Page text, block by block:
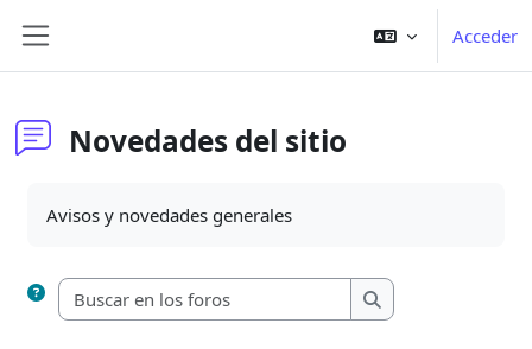
Acceder
Novedades del sitio
Avisos y novedades generales
Buscar en los foros
Buscar en los foros